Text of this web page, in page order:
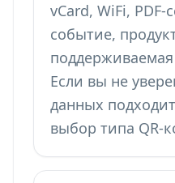
vCard, WiFi, PDF-
событие,
поддерживаемая
Если вы не
данных
выбор типа QR-